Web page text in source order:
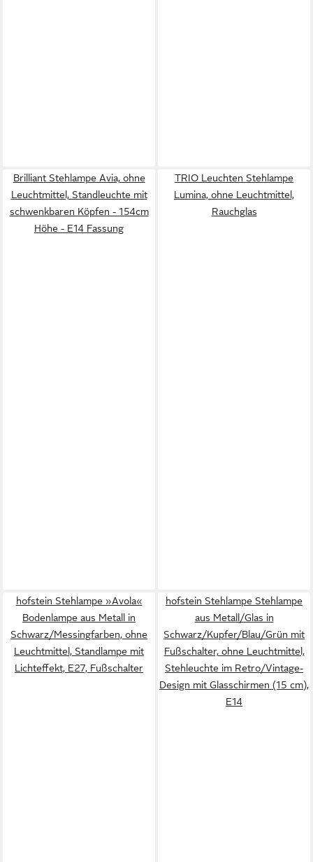
Brilliant Stehlampe Avia, ohne
Leuchtmittel, Standleuchte mit
schwenkbaren Köpfen - 154cm
Höhe - E14 Fassung
TRIO Leuchten Stehlampe
Lumina, ohne Leuchtmittel,
Rauchglas
hofstein Stehlampe »Avola«
Bodenlampe aus Metall in
Schwarz/Messingfarben, ohne
Leuchtmittel, Standlampe mit
Lichteffekt, E27, Fußschalter
hofstein Stehlampe Stehlampe
aus Metall/Glas in
Schwarz/Kupfer/Blau/Grün mit
Fußschalter, ohne Leuchtmittel,
Stehleuchte im Retro/Vintage-
Design mit Glasschirmen (15 cm),
E14